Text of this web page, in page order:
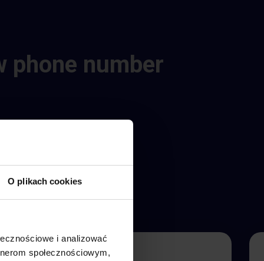
O plikach cookies
i analizować
społecznościowym,
113-007
phone number